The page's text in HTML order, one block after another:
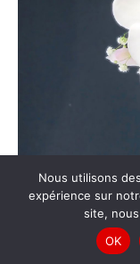
© Pollen Fleurs |
Nous utilisons
expérience sur
site,
OK